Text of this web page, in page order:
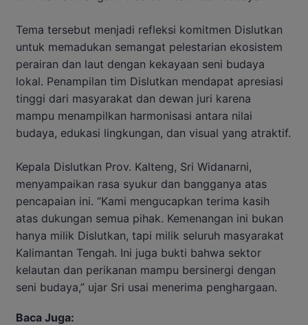
Tema tersebut menjadi refleksi komitmen Dislutkan
untuk memadukan semangat pelestarian ekosistem
perairan dan laut dengan kekayaan seni budaya
lokal. Penampilan tim Dislutkan mendapat apresiasi
tinggi dari masyarakat dan dewan juri karena
mampu menampilkan harmonisasi antara nilai
budaya, edukasi lingkungan, dan visual yang atraktif.
Kepala Dislutkan Prov. Kalteng, Sri Widanarni,
menyampaikan rasa syukur dan bangganya atas
pencapaian ini. “Kami mengucapkan terima kasih
atas dukungan semua pihak. Kemenangan ini bukan
hanya milik Dislutkan, tapi milik seluruh masyarakat
Kalimantan Tengah. Ini juga bukti bahwa sektor
kelautan dan perikanan mampu bersinergi dengan
seni budaya,” ujar Sri usai menerima penghargaan.
Baca Juga: